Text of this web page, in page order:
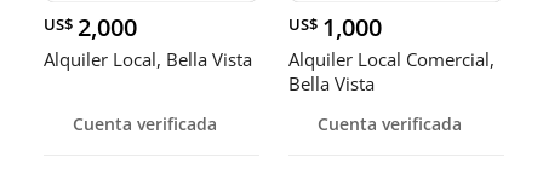
US$ 2,000
Alquiler Local, Bella Vista
Cuenta verificada
US$ 1,000
Alquiler Local Comercial,
Bella Vista
Cuenta verificada